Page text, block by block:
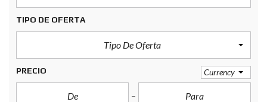
TIPO DE OFERTA
Tipo De Oferta
PRECIO Currency